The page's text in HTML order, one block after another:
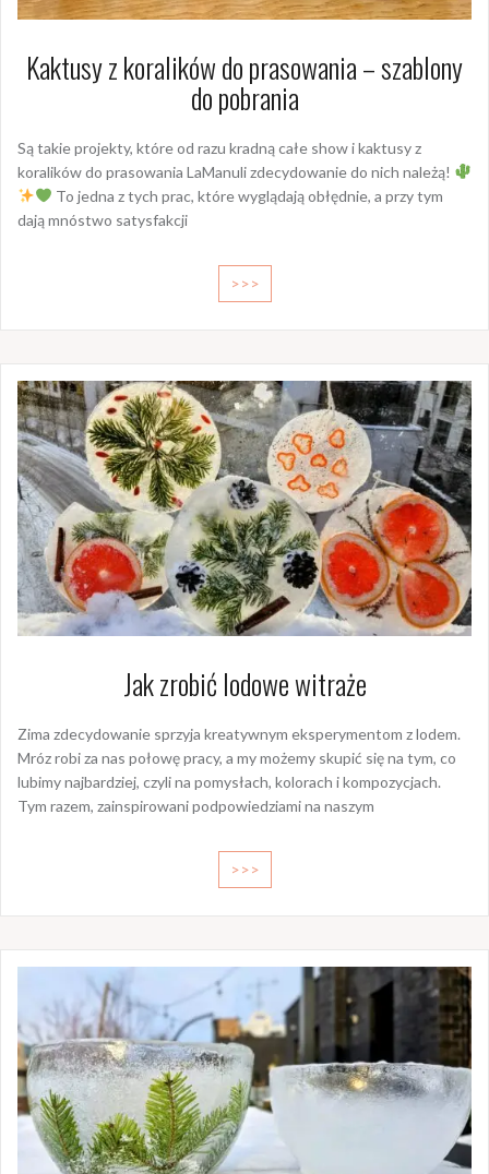
Kaktusy z koralików do prasowania – szablony
do pobrania
Są takie projekty, które od razu kradną całe show i kaktusy z
koralików do prasowania LaManuli zdecydowanie do nich należą!
To jedna z tych prac, które wyglądają obłędnie, a przy tym
dają mnóstwo satysfakcji
>>>
Jak zrobić lodowe witraże
Zima zdecydowanie sprzyja kreatywnym eksperymentom z lodem.
Mróz robi za nas połowę pracy, a my możemy skupić się na tym, co
lubimy najbardziej, czyli na pomysłach, kolorach i kompozycjach.
Tym razem, zainspirowani podpowiedziami na naszym
>>>